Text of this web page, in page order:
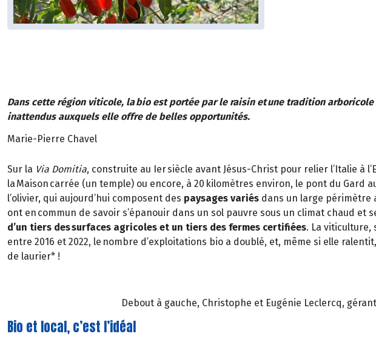
Dans cette région viticole, la bio est portée par le raisin et une tradition
inattendus auxquels elle offre de belles opportunités.
Marie-Pierre Chavel
Sur la Via Domitia, construite au Ier siècle avant Jésus-Christ pour relier l’Italie à
la Maison carrée (un temple) ou encore, à 20 kilomètres environ, le pont du Gard
l’olivier, qui aujourd’hui composent des paysages variés dans un large périmètre
ont en commun de savoir s’épanouir dans un sol pauvre sous un climat chaud et
d’un tiers des surfaces agricoles et un tiers des fermes certifiées. La viticulture,
entre 2016 et 2022, le nombre d’exploitations bio a doublé, et, même si elle
de laurier* !
Debout à gauche, Christophe et Eugénie Leclercq,
Bio et local, c’est l’idéal